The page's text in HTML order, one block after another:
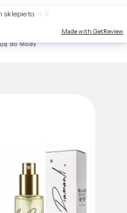
sklepie to:
Made with GetReview